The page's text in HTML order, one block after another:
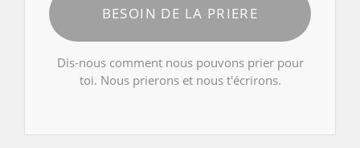
BESOIN DE LA PRIERE
Dis-nous comment nous pouvons prier pour
toi. Nous prierons et nous t'écrirons.